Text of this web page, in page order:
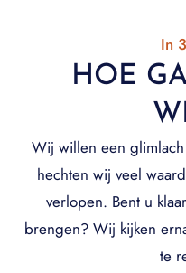
In
HOE
Wij willen een
hechten wij veel
verlopen. Bent u
brengen? Wij kijken
te